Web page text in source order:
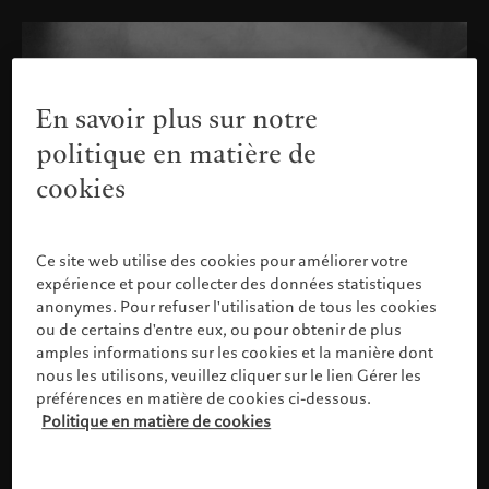
Veuillez confirmer votre profil
En savoir plus sur notre
politique en matière de
cookies
Ce site web utilise des cookies pour améliorer votre
expérience et pour collecter des données statistiques
anonymes. Pour refuser l'utilisation de tous les cookies
ou de certains d'entre eux, ou pour obtenir de plus
amples informations sur les cookies et la manière dont
nous les utilisons, veuillez cliquer sur le lien Gérer les
préférences en matière de cookies ci-dessous.
Politique en matière de cookies